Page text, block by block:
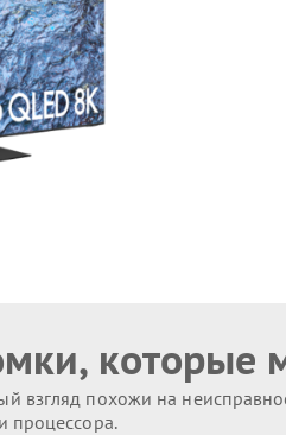
которые
взгляд похожи на
процессора.